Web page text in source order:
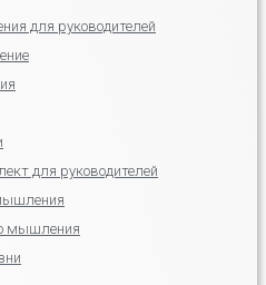
для руководителей
для руководителей
мышления